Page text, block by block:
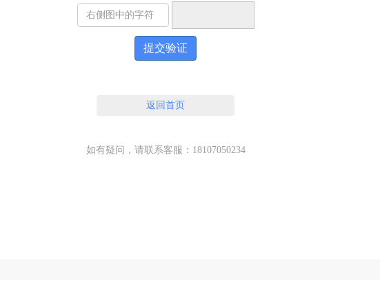
提交验证
返回首页
如有疑问，请联系客服：18107050234